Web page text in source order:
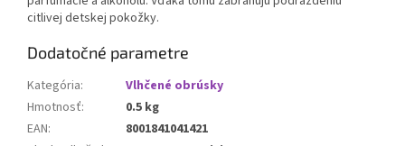
citlivej detskej pokožky.
Dodatočné parametre
Kategória:
Vlhčené obrúsky
Hmotnosť:
0.5 kg
EAN:
8001841041421